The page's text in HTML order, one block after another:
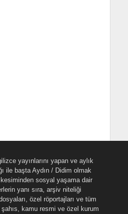
yayınlarını yapan ve aylık
ile başta Aydın / Didim olmak
sosyal yaşama dair
yanı sıra, arşiv niteliği
özel röportajları ve tüm
kamu resmi ve özel kurum